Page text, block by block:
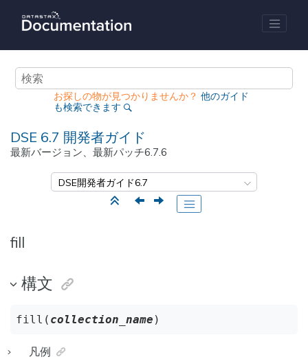
メインコンテンツにジャンプ
お探しの物が見つかりませんか？他のガイド
も検索できます
DSE 6.7 開発者ガイド
最新バージョン、最新パッチ6.7.6
fill
構文
fill( collection_name )
凡例